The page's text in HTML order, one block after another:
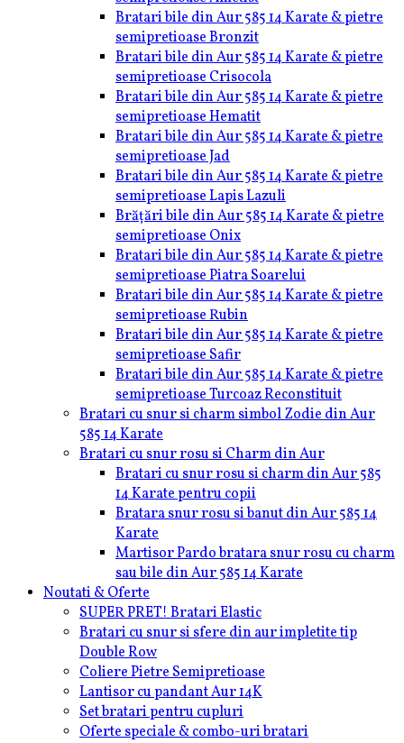
Bratari bile din Aur 585 14 Karate & pietre
semipretioase Bronzit
Bratari bile din Aur 585 14 Karate & pietre
semipretioase Crisocola
Bratari bile din Aur 585 14 Karate & pietre
semipretioase Hematit
Bratari bile din Aur 585 14 Karate & pietre
semipretioase Jad
Bratari bile din Aur 585 14 Karate & pietre
semipretioase Lapis Lazuli
Brățări bile din Aur 585 14 Karate & pietre
semipretioase Onix
Bratari bile din Aur 585 14 Karate & pietre
semipretioase Piatra Soarelui
Bratari bile din Aur 585 14 Karate & pietre
semipretioase Rubin
Bratari bile din Aur 585 14 Karate & pietre
semipretioase Safir
Bratari bile din Aur 585 14 Karate & pietre
semipretioase Turcoaz Reconstituit
Bratari cu snur si charm simbol Zodie din Aur
585 14 Karate
Bratari cu snur rosu si Charm din Aur
Bratari cu snur rosu si charm din Aur 585
14 Karate pentru copii
Bratara snur rosu si banut din Aur 585 14
Karate
Martisor Pardo bratara snur rosu cu charm
sau bile din Aur 585 14 Karate
Noutati & Oferte
SUPER PRET! Bratari Elastic
Bratari cu snur si sfere din aur impletite tip
Double Row
Coliere Pietre Semipretioase
Lantisor cu pandant Aur 14K
Set bratari pentru cupluri
Oferte speciale & combo-uri bratari